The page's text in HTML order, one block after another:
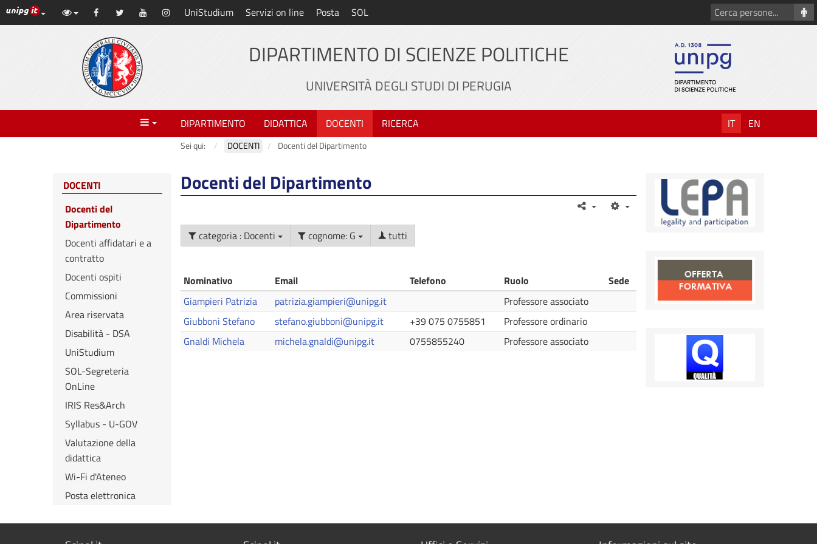
Vai
al
Link ai principali servizi web di Ateneo
Facebook Twitter YouTube Instagram
UniStudium Servizi on line Posta SOL
Cerca
persone
DIPARTIMENTO DI SCIENZE POLITICHE
UNIVERSITÀ DEGLI STUDI DI PERUGIA
Menu DIPARTIMENTO DIDATTICA DOCENTI RICERCA IT EN
Sei qui: DOCENTI Docenti del Dipartimento
Docenti del Dipartimento
categoria : Docenti cognome: G tutti
Nominativo Email Telefono Ruolo
Sede
Giampieri Patrizia
patrizia.giampieri@unipg.it
Professore associato
Giubboni Stefano
stefano.giubboni@unipg.it +39 075 0755851
Professore ordinario
Gnaldi Michela
michela.gnaldi@unipg.it 0755855240 Professore associato
DOCENTI
Docenti del
Dipartimento
Docenti affidatari e a
contratto
Docenti ospiti
Commissioni
Area riservata
Disabilità - DSA
UniStudium
SOL-Segreteria
OnLine
IRIS Res&Arch
Syllabus - U-GOV
Valutazione della
didattica
Wi-Fi d'Ateneo
Posta elettronica